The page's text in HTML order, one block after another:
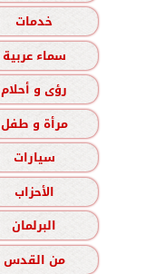
خدمات
سماء عربية
رؤى و أحلام
مرأة و طفل
سيارات
الأحزاب
البرلمان
من القدس